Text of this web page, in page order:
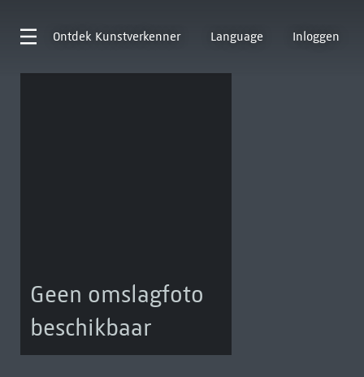
Ontdek Kunstverkenner Language Inloggen
Geen omslagfoto
beschikbaar